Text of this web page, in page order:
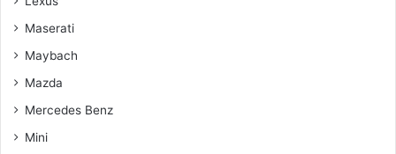
Maserati
Maybach
Mazda
Mercedes Benz
Mini